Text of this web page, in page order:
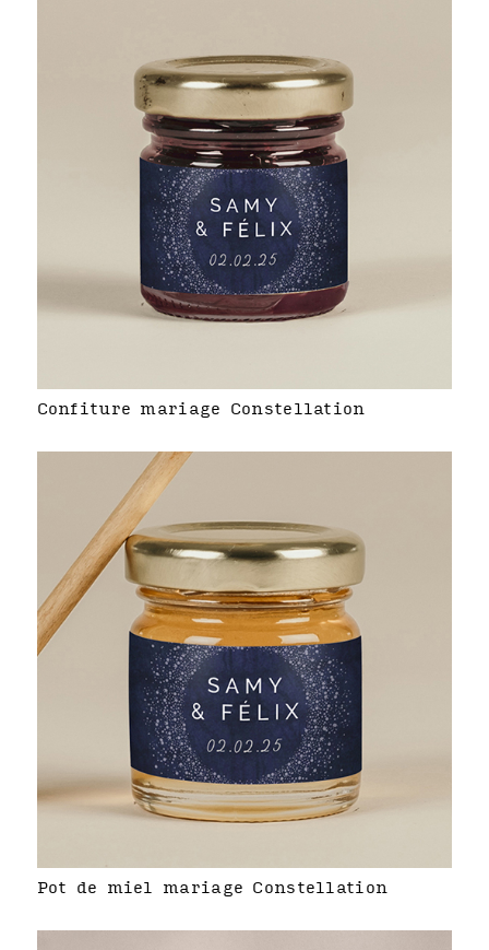
Confiture mariage Constellation
Pot de miel mariage Constellation